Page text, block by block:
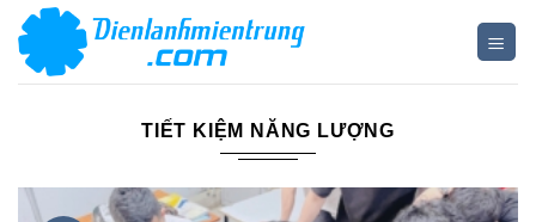
qua
TIẾT KIỆM NĂNG LƯỢNG